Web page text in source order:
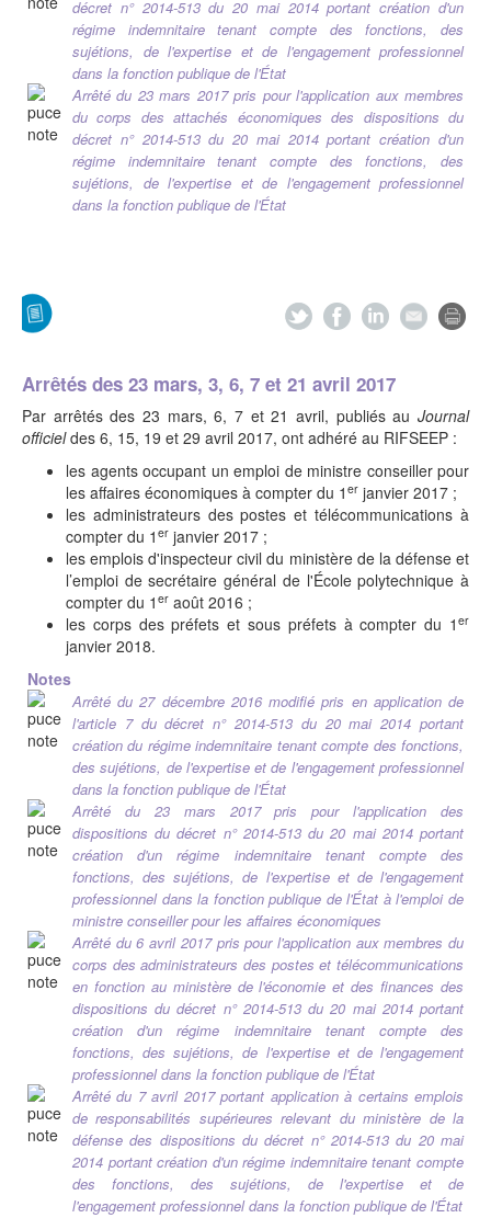
décret n° 2014-513 du 20 mai 2014 portant création d'un
régime indemnitaire tenant compte des fonctions, des
sujétions, de l'expertise et de l'engagement professionnel
dans la fonction publique de l'État
Arrêté du 23 mars 2017 pris pour l'application aux membres
du corps des attachés économiques des dispositions du
décret n° 2014-513 du 20 mai 2014 portant création d'un
régime indemnitaire tenant compte des fonctions, des
sujétions, de l'expertise et de l'engagement professionnel
dans la fonction publique de l'État
Arrêtés des 23 mars, 3, 6, 7 et 21 avril 2017
Par arrêtés des 23 mars, 6, 7 et 21 avril, publiés au Journal
officieldes 6, 15, 19 et 29 avril 2017, ont adhéré au RIFSEEP :
les agents occupant un emploi de ministre conseiller pour
les affaires économiques à compter du 1 er janvier 2017 ;
les administrateurs des postes et télécommunications à
compter du 1 er janvier 2017 ;
les emplois d'inspecteur civil du ministère de la défense et
l’emploi de secrétaire général de l'École polytechnique à
compter du 1 er août 2016 ;
les corps des préfets et sous préfets à compter du 1 er
janvier 2018.
Notes
Arrêté du 27 décembre 2016 modifié pris en application de
l'article 7 du décret n° 2014-513 du 20 mai 2014 portant
création du régime indemnitaire tenant compte des fonctions,
des sujétions, de l'expertise et de l'engagement professionnel
dans la fonction publique de l'État
Arrêté du 23 mars 2017 pris pour l'application des
dispositions du décret n° 2014-513 du 20 mai 2014 portant
création d'un régime indemnitaire tenant compte des
fonctions, des sujétions, de l'expertise et de l'engagement
professionnel dans la fonction publique de l'État à l'emploi de
ministre conseiller pour les affaires économiques
Arrêté du 6 avril 2017 pris pour l'application aux membres du
corps des administrateurs des postes et télécommunications
en fonction au ministère de l'économie et des finances des
dispositions du décret n° 2014-513 du 20 mai 2014 portant
création d'un régime indemnitaire tenant compte des
fonctions, des sujétions, de l'expertise et de l'engagement
professionnel dans la fonction publique de l'État
Arrêté du 7 avril 2017 portant application à certains emplois
de responsabilités supérieures relevant du ministère de la
défense des dispositions du décret n° 2014-513 du 20 mai
2014 portant création d'un régime indemnitaire tenant compte
des fonctions, des sujétions, de l'expertise et de
l'engagement professionnel dans la fonction publique de l'État